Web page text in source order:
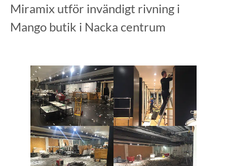
Miramix utför invändigt rivning i
Mango butik i Nacka centrum